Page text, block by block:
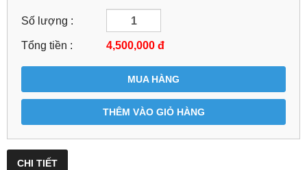
Số lượng :
Tổng tiền : 4,500,000 đ
MUA HÀNG
THÊM VÀO GIỎ HÀNG
CHI TIẾT